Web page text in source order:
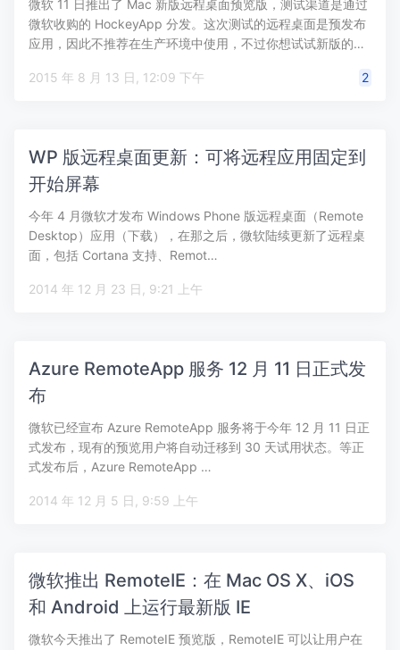
微软 11 日推出了 Mac 新版远程桌面预览版，测试渠道是通过
微软收购的 HockeyApp 分发。这次测试的远程桌面是预发布
应用，因此不推荐在生产环境中使用，不过你想试试新版的…
2015 年 8 月 13 日, 12:09 下午 2
WP 版远程桌面更新：可将远程应用固定到
开始屏幕
今年 4 月微软才发布 Windows Phone 版远程桌面（Remote
Desktop）应用（下载），在那之后，微软陆续更新了远程桌
面，包括 Cortana 支持、Remot…
2014 年 12 月 23 日, 9:21 上午
Azure RemoteApp 服务 12 月 11 日正式发
布
微软已经宣布 Azure RemoteApp 服务将于今年 12 月 11 日正
式发布，现有的预览用户将自动迁移到 30 天试用状态。等正
式发布后，Azure RemoteApp …
2014 年 12 月 5 日, 9:59 上午
微软推出 RemoteIE：在 Mac OS X、iOS
和 Android 上运行最新版 IE
微软今天推出了 RemoteIE 预览版，RemoteIE 可以让用户在